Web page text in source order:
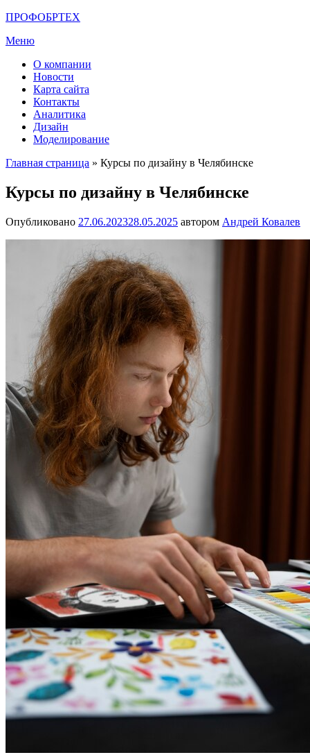
Перейти
содержимому
ПРОФОБРТЕХ
Меню
О компании
Новости
Карта сайта
Контакты
Аналитика
Дизайн
Моделирование
Главная страница » Курсы по дизайну в Челябинске
Курсы по дизайну в Челябинске
Опубликовано 27.06.202328.05.2025 автором Андрей Ковалев